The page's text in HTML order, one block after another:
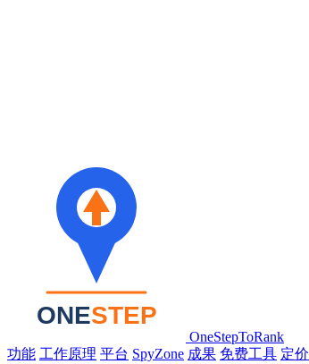
OneStepToRank
功能 工作原理 平台 SpyZone 成果 免费工具 定价